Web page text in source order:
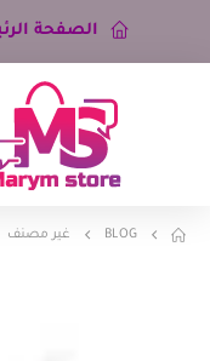
الصفحة
BLOG غير مصنف